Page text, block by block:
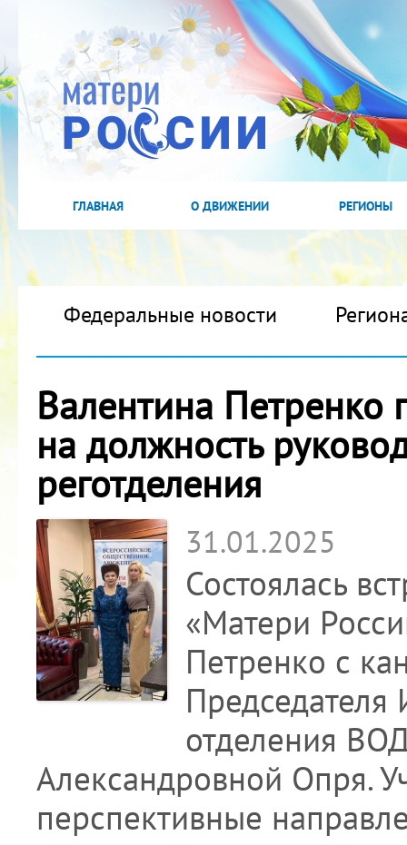
ГЛАВНАЯ О ДВИЖЕНИИ РЕГИОНЫ
Федеральные новости
Валентина Петренко
на должность
реготделения
31.01.2025
Состоялась
«Матери
Петренко с
Председателя
отделения
Александровной Опря.
перспективные